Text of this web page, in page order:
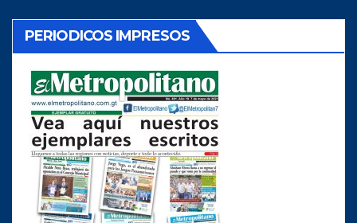
PERIODICOS IMPRESOS